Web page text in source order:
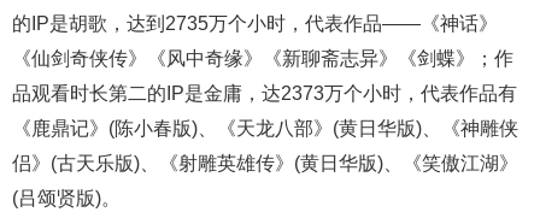
的IP是胡歌，达到2735万个小时，代表作品——《神话》
《仙剑奇侠传》《风中奇缘》《新聊斋志异》《剑蝶》；作
品观看时长第二的IP是金庸，达2373万个小时，代表作品有
《鹿鼎记》(陈小春版)、《天龙八部》(黄日华版)、《神雕侠
侣》(古天乐版)、《射雕英雄传》(黄日华版)、《笑傲江湖》
(吕颂贤版)。